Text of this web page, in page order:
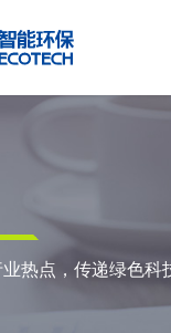
环锤式粉碎机
鼓式粉碎机
陈腐垃
风电
热点，传递绿色科